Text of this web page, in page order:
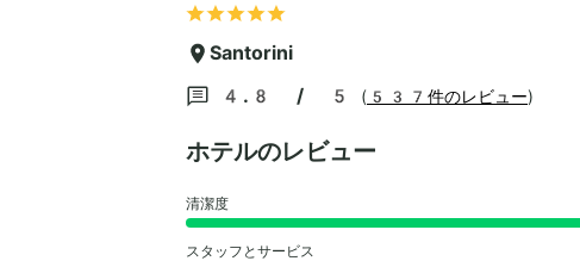
Santorini
4.8 / 5
( 537件のレビュー)
ホテルのレビュー
清潔度
スタッフとサービス